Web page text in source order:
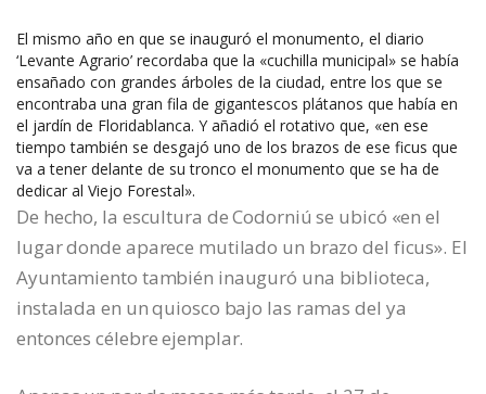
El mismo año en que se inauguró el monumento, el diario
‘Levante Agrario’ recordaba que la «cuchilla municipal» se había
ensañado con grandes árboles de la ciudad, entre los que se
encontraba una gran fila de gigantescos plátanos que había en
el jardín de Floridablanca. Y añadió el rotativo que, «en ese
tiempo también se desgajó uno de los brazos de ese ficus que
va a tener delante de su tronco el monumento que se ha de
dedicar al Viejo Forestal».
De hecho, la escultura de Codorniú se ubicó «en el
lugar donde aparece mutilado un brazo del ficus». El
Ayuntamiento también inauguró una biblioteca,
instalada en un quiosco bajo las ramas del ya
entonces célebre ejemplar.